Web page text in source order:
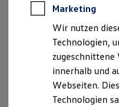
Der ID.7
Der ID.7
Der ID.7
Der ID.7
Der ID. Buzz
Der neue
ID.
Disclaimer von
Beispielhafte
Die in dieser
Ausstattungen können
deutschen
teilweise
Marketing
Wir nutzen
Technologien,
zugeschnittene
innerhalb und
Webseiten.
Technologien